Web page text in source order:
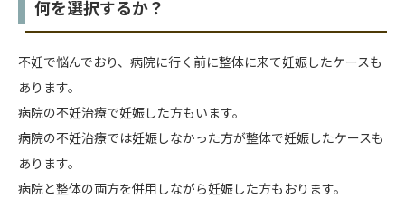
何を選択するか？
不妊で悩んでおり、病院に行く前に整体に来て妊娠したケースも
あります。
病院の不妊治療で妊娠した方もいます。
病院の不妊治療では妊娠しなかった方が整体で妊娠したケースも
あります。
病院と整体の両方を併用しながら妊娠した方もおります。